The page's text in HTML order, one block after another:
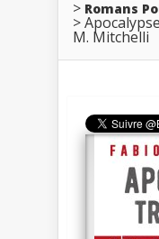
Romans
M. Mitchelli